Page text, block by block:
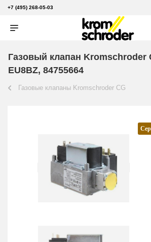
+7 (495) 268-05-03
Газовый клапан Kromschroder
EU8BZ, 84755664
Газовые клапаны Kromschroder CG